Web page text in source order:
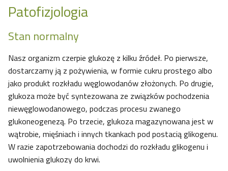
Patofizjologia
Stan normalny
Nasz organizm czerpie glukozę z kilku źródeł. Po pierwsze,
dostarczamy ją z pożywienia, w formie cukru prostego albo
jako produkt rozkładu węglowodanów złożonych. Po drugie,
glukoza może być syntezowana ze związków pochodzenia
niewęglowodanowego, podczas procesu zwanego
glukoneogenezą. Po trzecie, glukoza magazynowana jest w
wątrobie, mięśniach i innych tkankach pod postacią glikogenu.
W razie zapotrzebowania dochodzi do rozkładu glikogenu i
uwolnienia glukozy do krwi.